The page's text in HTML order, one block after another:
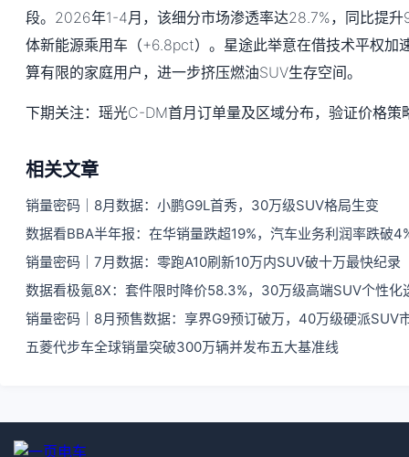
段。2026年1-4月，该细分市场渗透率达28.7%，同比提升
体新能源乘用车（+6.8pct）。星途此举意在借技术平权加
算有限的家庭用户，进一步挤压燃油SUV生存空间。
下期关注：瑶光C-DM首月订单量及区域分布，验证价格策
相关文章
销量密码｜8月数据：小鹏G9L首秀，30万级SUV格局生变
数据看BBA半年报：在华销量跌超19%，汽车业务利润率跌破
销量密码｜7月数据：零跑A10刷新10万内SUV破十万最快纪录
数据看极氪8X：套件限时降价58.3%，30万级高端SUV个性化
销量密码｜8月预售数据：享界G9预订破万，40万级硬派SUV
五菱代步车全球销量突破300万辆并发布五大基准线